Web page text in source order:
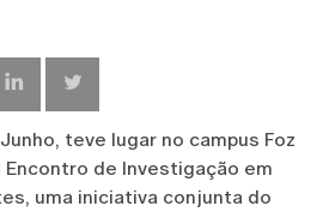
teve lugar no campus Foz
de Investigação em
uma iniciativa conjunta do